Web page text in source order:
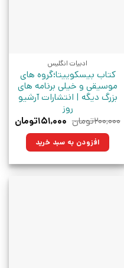
ادبیات انگلیس
کتاب بیسکوییتا؛گروه های
موسیقی و خیلی برنامه های
بزرگ دیگه | انتشارات آرشیو
روز
۲۰۰,۰۰۰تومان قیمت
۲۰۰,۰۰۰تومان
بود.
۱۵۱,۰۰۰تومان
افزودن به سبد خرید